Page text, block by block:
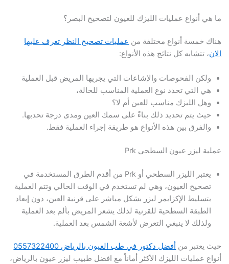
ما هي أنواع عمليات الليزك للعيون لتصحيح البصر؟
هناك خمسة أنواع مختلفة من عمليات تصحيح النظر تعرف عليها
الان، تتشابه كل نتائج هذه الأنواع:
ولكن الفحوصات والإشاعات التي يجريها المريض قبل العملية
هي التي تحدد نوع العملية المناسب للحالة،
وهل الليزك مناسب للعين أم لا؟
حيث يتم تحديد ذلك بناءً على سمك العين ومدى درجة تحدبها.
والفرق بين هذه الأنواع هو طريقة إجراء العملية فقط.
عملية ليزر عيون السطحي Prk
يعتبر الليزر السطحي أو Prk من أقدم الطرق المستخدمة في
تصحيح العيون، وهي لم تستخدم في الوقت الحالي وتتم العملية
بتسليط الإكزايمر ليزر بشكل مباشر على قرنية العين، دون إبعاد
الطبقة السطحية للقرنية لذلك يشعر المريض بألم بعد العملية
ولذلك لا ينبغي التعرض لأشعة الشمس بعد العملية.
حيث يعتبر من أفضل دكتور في طب العيون بالرياض 0557322400
أنواع عمليات الليزك الأكثر أماناً مع افضل طبيب ليزر عيون بالرياض،